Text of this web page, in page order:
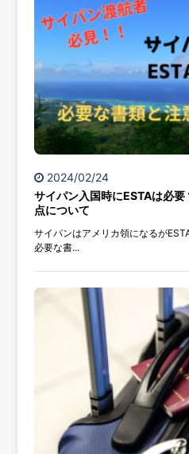
2024/02/24
サイパン入国時にESTAは必
点について
サイパンはアメリカ領になるが
必要な書...